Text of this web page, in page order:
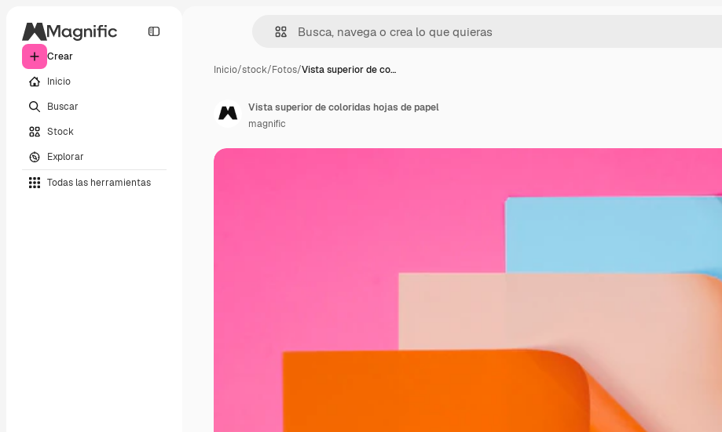
Crear
Inicio
Buscar
Stock
Explorar
Todas las herramientas
Inicio/stock/Fotos/Vista superior de co…
Vista superior de coloridas hojas de papel
magnific